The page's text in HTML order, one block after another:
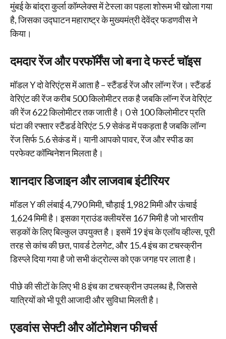
मुंबई के बांद्रा कुर्ला कॉम्प्लेक्स में टेस्ला का पहला शोरूम भी खोला गया
है, जिसका उद्घाटन महाराष्ट्र के मुख्यमंत्री देवेंद्र फडणवीस ने
किया।
दमदार रेंज और परफॉर्मेंस जो बना दे फर्स्ट चॉइस
मॉडल Y दो वेरिएंट्स में आता है – स्टैंडर्ड रेंज और लॉन्ग रेंज। स्टैंडर्ड
वेरिएंट की रेंज करीब 500 किलोमीटर तक है जबकि लॉन्ग रेंज वेरिएंट
की रेंज 622 किलोमीटर तक जाती है। 0 से 100 किलोमीटर प्रति
घंटा की रफ्तार स्टैंडर्ड वेरिएंट 5.9 सेकंड में पकड़ता है जबकि लॉन्ग
रेंज सिर्फ 5.6 सेकंड में। यानी आपको पावर, रेंज और स्पीड का
परफेक्ट कॉम्बिनेशन मिलता है।
शानदार डिजाइन और लाजवाब इंटीरियर
मॉडल Y की लंबाई 4,790 मिमी, चौड़ाई 1,982 मिमी और ऊंचाई
1,624 मिमी है। इसका ग्राउंड क्लीयरेंस 167 मिमी है जो भारतीय
सड़कों के लिए बिल्कुल उपयुक्त है। इसमें 19 इंच के एलॉय व्हील्स, पूरी
तरह से कांच की छत, पावर्ड टेलगेट, और 15.4 इंच का टचस्क्रीन
डिस्प्ले दिया गया है जो सभी कंट्रोल्स को एक जगह पर लाता है।
पीछे की सीटों के लिए भी 8 इंच का टचस्क्रीन उपलब्ध है, जिससे
यात्रियों को भी पूरी आजादी और सुविधा मिलती है।
एडवांस सेफ्टी और ऑटोमेशन फीचर्स